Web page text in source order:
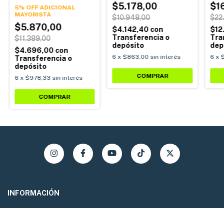
Poliester Hombre Alpina
5% OFF ADICIONAL
$5.870,00
$11.389,00
$4.696,00 con
Transferencia o
depósito
6 x $978,33 sin interés
COMPRAR
$5.178,00
$10.948,00
$4.142,40 con
Transferencia o
depósito
6 x $863,00 sin interés
COMPRAR
6 x
INFORMACIÓN